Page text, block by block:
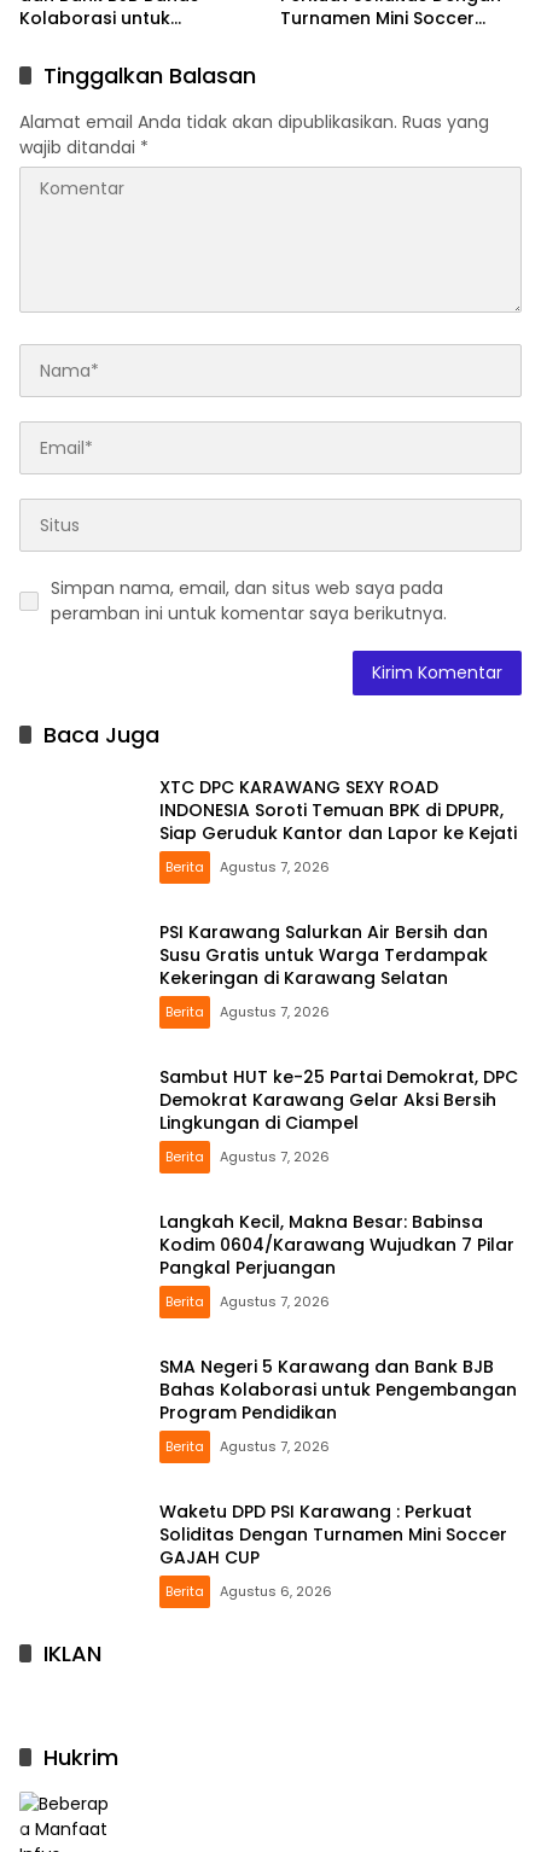
Kolaborasi untuk
Pendidikan
Turnamen Mini Soccer
Tinggalkan Balasan
Alamat email Anda tidak akan dipublikasikan. Ruas yang
wajib ditandai *
Simpan nama, email, dan situs web saya pada
peramban ini untuk komentar saya berikutnya.
Baca Juga
XTC DPC KARAWANG SEXY ROAD
INDONESIA Soroti Temuan BPK di DPUPR,
Siap Geruduk Kantor dan Lapor ke Kejati
Berita Agustus 7, 2026
PSI Karawang Salurkan Air Bersih dan
Susu Gratis untuk Warga Terdampak
Kekeringan di Karawang Selatan
Berita Agustus 7, 2026
Sambut HUT ke-25 Partai Demokrat, DPC
Demokrat Karawang Gelar Aksi Bersih
Lingkungan di Ciampel
Berita Agustus 7, 2026
Langkah Kecil, Makna Besar: Babinsa
Kodim 0604/Karawang Wujudkan 7 Pilar
Pangkal Perjuangan
Berita Agustus 7, 2026
SMA Negeri 5 Karawang dan Bank BJB
Bahas Kolaborasi untuk Pengembangan
Program Pendidikan
Berita Agustus 7, 2026
Waketu DPD PSI Karawang : Perkuat
Soliditas Dengan Turnamen Mini Soccer
GAJAH CUP
Berita Agustus 6, 2026
IKLAN
Hukrim